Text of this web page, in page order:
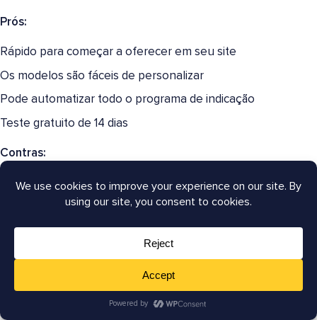
Prós:
Rápido para começar a oferecer em seu site
Os modelos são fáceis de personalizar
Pode automatizar todo o programa de indicação
Teste gratuito de 14 dias
Contras:
Preço mais alto do que alguns dos outros plugins de
afiliados que mencionamos
programa de afiliados mais amplo
– US$ 59/mês + 3,5% de taxa de comissão